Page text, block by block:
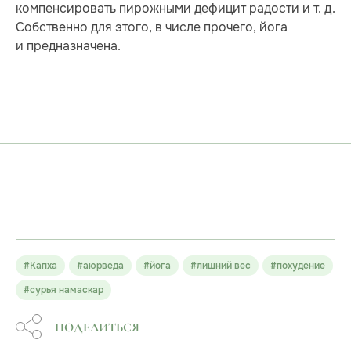
компенсировать пирожными дефицит радости и т. д.
Собственно для этого, в числе прочего, йога
и предназначена.
#Капха #аюрведа #йога #лишний вес
#похудение
#сурья намаскар
ПОДЕЛИТЬСЯ